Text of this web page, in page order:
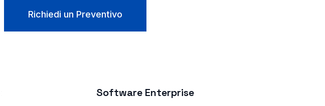
Richiedi un Preventivo
Software Enterprise